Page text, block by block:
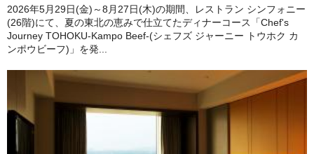
2026年5月29日(金)～8月27日(木)の期間、レストラン シンフォニー
(26階)にて、夏の東北の恵みで仕立てたディナーコース「Chef's
Journey TOHOKU-Kampo Beef-(シェフズ ジャーニー トウホク カ
ンポウビーフ)」を発...